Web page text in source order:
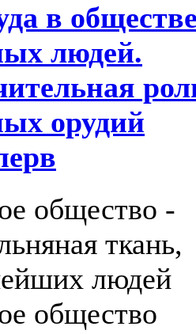
в
людей.
орудий
общество -
ткань,
людей
общество